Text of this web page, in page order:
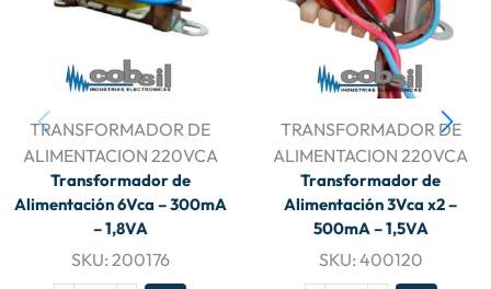
TRANSFORMADOR DE
ALIMENTACION 220VCA
Transformador de
Alimentación 6Vca – 300mA
– 1,8VA
SKU: 200176
TRANSFORMADOR DE
ALIMENTACION 220VCA
Transformador de
Alimentación 3Vca x2 –
500mA – 1,5VA
SKU: 400120